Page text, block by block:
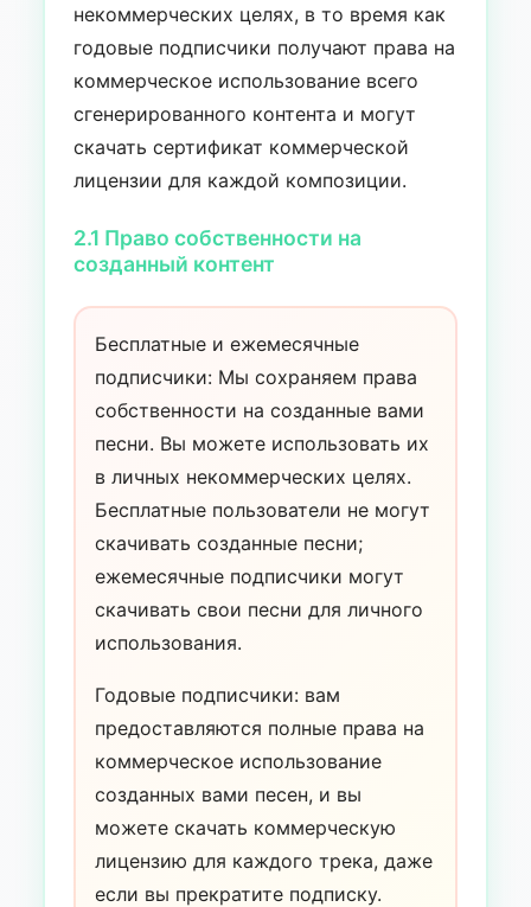
некоммерческих целях, в то время как
годовые подписчики получают права на
коммерческое использование всего
сгенерированного контента и могут
скачать сертификат коммерческой
лицензии для каждой композиции.
2.1 Право собственности на
созданный контент
Бесплатные и ежемесячные
подписчики: Мы сохраняем права
собственности на созданные вами
песни. Вы можете использовать их
в личных некоммерческих целях.
Бесплатные пользователи не могут
скачивать созданные песни;
ежемесячные подписчики могут
скачивать свои песни для личного
использования.
Годовые подписчики: вам
предоставляются полные права на
коммерческое использование
созданных вами песен, и вы
можете скачать коммерческую
лицензию для каждого трека, даже
если вы прекратите подписку.